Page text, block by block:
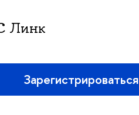
Линк
Зарегистрироваться